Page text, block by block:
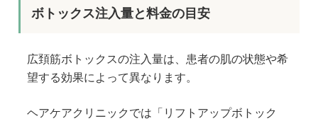
ボトックス注入量と料金の目安
広頚筋ボトックスの注入量は、患者の肌の状態や希
望する効果によって異なります。
ヘアケアクリニックでは「リフトアップボトック